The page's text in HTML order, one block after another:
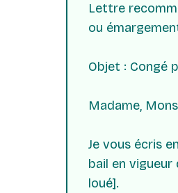
Lettre
ou
Objet : Congé
Madame,
Je vous écris
bail en
loué].